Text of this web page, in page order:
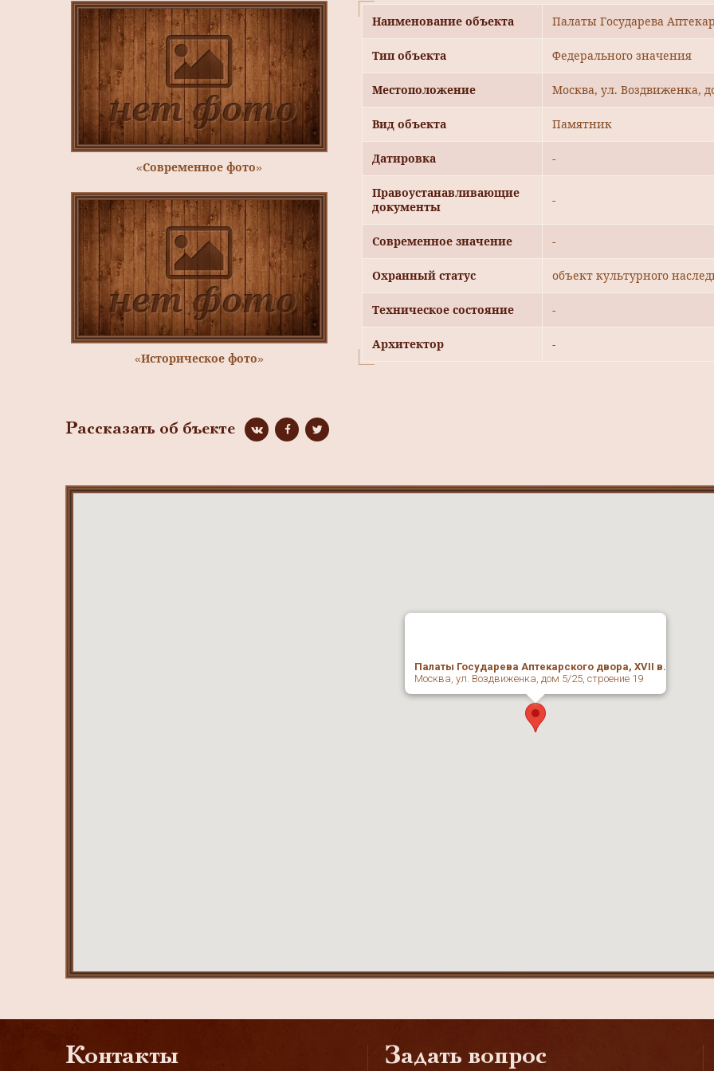
«Современное фото»
«Историческое фото»
Наименование объекта Палаты Государева
Тип объекта Федерального значения
Местоположение Москва, ул. Воздвиженка,
Вид объекта Памятник
Датировка -
Правоустанавливающие
документы
-
Современное значение -
Охранный статус объект культурного
Техническое состояние -
Архитектор -
Рассказать об бъекте
Палаты Государева Аптекарского двора, XVII в.
Москва, ул. Воздвиженка, дом 5/25, строение 19
Контакты Задать вопрос